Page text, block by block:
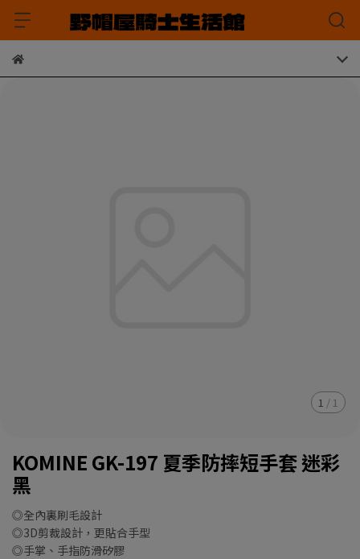
1 / 1
KOMINE GK-197 夏季防摔短手套 迷彩
黑
◎全內裏刷毛設計
◎3D剪裁設計，更貼合手型
◎手掌、手指防滑矽膠